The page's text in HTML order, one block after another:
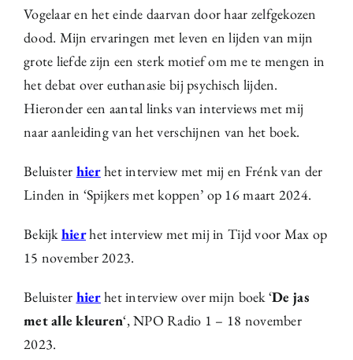
Vogelaar en het einde daarvan door haar zelfgekozen
dood. Mijn ervaringen met leven en lijden van mijn
grote liefde zijn een sterk motief om me te mengen in
het debat over euthanasie bij psychisch lijden.
Hieronder een aantal links van interviews met mij
naar aanleiding van het verschijnen van het boek.
Beluister hierhet interview met mij en Frénk van der
Linden in ‘Spijkers met koppen’ op 16 maart 2024.
Bekijkhierhet interview met mij in Tijd voor Max op
15 november 2023.
Beluister hierhet interview over mijn boek ‘De jas
met alle kleuren‘, NPO Radio 1 – 18 november
2023.